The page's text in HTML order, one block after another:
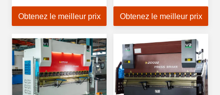
Brake/CNC/machine à
cintrer de plat
Obtenez le meilleur prix
par ordinateur de 160
Ton Stainless Steel
Obtenez le meilleur prix